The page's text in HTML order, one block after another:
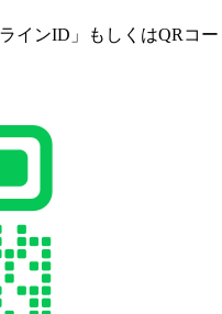
インID」もしくはQRコ